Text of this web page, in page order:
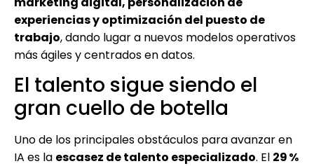
experiencias y optimización del puesto de
trabajo, dando lugar a nuevos modelos operativos
más ágiles y centrados en datos.
El talento sigue siendo el
gran cuello de botella
Uno de los principales obstáculos para avanzar en
IA es la escasez de talento especializado. El 29 %